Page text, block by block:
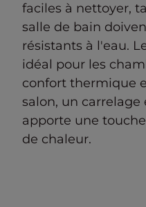
faciles à nettoyer,
salle de bain
résistants à l'eau.
idéal pour les
confort thermique
salon, un
apporte une
de chaleur.